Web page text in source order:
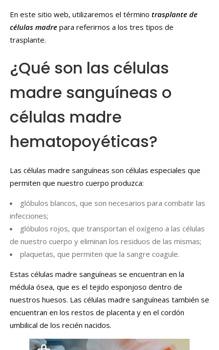
En este sitio web, utilizaremos el término trasplante de
células madre para referirnos a los tres tipos de
trasplante.
¿Qué son las células
madre sanguíneas o
células madre
hematopoyéticas?
Las células madre sanguíneas son células especiales que
permiten que nuestro cuerpo produzca:
glóbulos blancos, que son necesarios para combatir las
infecciones;
glóbulos rojos, que transportan el oxígeno a las células
de nuestro cuerpo y eliminan los residuos de las mismas;
plaquetas, que permiten que la sangre coagule.
Estas células madre sanguíneas se encuentran en la
médula ósea, que es el tejido esponjoso dentro de
nuestros huesos. Las células madre sanguíneas también se
encuentran en los restos de placenta y en el cordón
umbilical de los recién nacidos.